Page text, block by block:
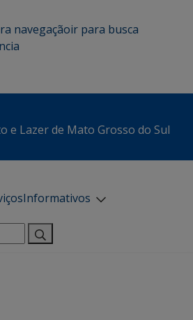
navegaçãoir para busca
e Lazer de Mato Grosso do Sul
Informativos